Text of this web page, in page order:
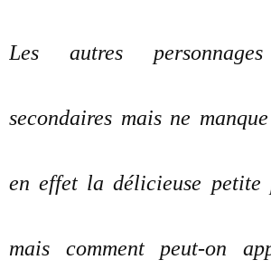
Les autres
secondaires mais ne
en effet la délicieuse petite
mais comment peut-on